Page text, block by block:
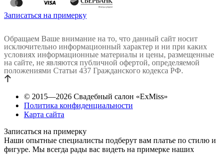
Записаться на примерку
Обращаем Ваше внимание на то, что данный сайт носит
исключительно информационный характер и ни при каких
условиях информационные материалы и цены, размещенные
на сайте, не являются публичной офертой, определяемой
положениями Статьи 437 Гражданского кодекса РФ.
© 2015—2026 Свадебный салон «ExMiss»
Политика конфиденциальности
Карта сайта
Записаться на примерку
Наши опытные специалисты подберут вам платье по стилю и
фигуре. Мы всегда рады вас видеть на примерке наших